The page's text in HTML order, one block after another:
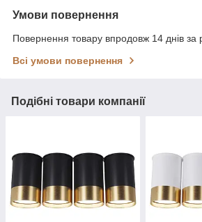
Умови повернення
Повернення товару впродовж 14 днів за
Всі умови повернення
Подібні товари компанії